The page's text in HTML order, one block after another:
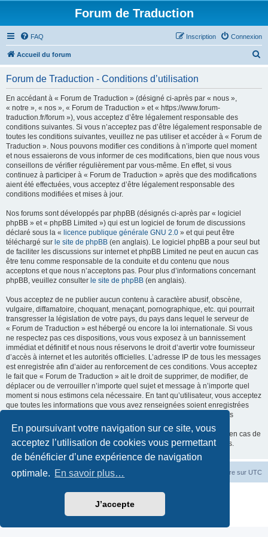
En poursuivant votre navigation sur ce site, vous
acceptez l’utilisation de cookies vous permettant
de bénéficier d’une expérience de navigation
optimale. En savoir plus…
J’accepte
Forum de Traduction
FAQ Connexion
Inscription
Accueil du forum
Forum de Traduction - Conditions d’utilisation
En accédant à « Forum de Traduction » (désigné ci-après par « nous »,
« notre », « nos », « Forum de Traduction » et « https://www.forum-
traduction.fr/forum »), vous acceptez d’être légalement responsable des
conditions suivantes. Si vous n’acceptez pas d’être légalement responsable de
toutes les conditions suivantes, veuillez ne pas utiliser et accéder à « Forum de
Traduction ». Nous pouvons modifier ces conditions à n’importe quel moment
et nous essaierons de vous informer de ces modifications, bien que nous vous
conseillons de vérifier régulièrement par vous-même. En effet, si vous
continuez à participer à « Forum de Traduction » après que des modifications
aient été effectuées, vous acceptez d’être légalement responsable des
conditions modifiées et mises à jour.
Nos forums sont développés par phpBB (désignés ci-après par « logiciel
phpBB » et « phpBB Limited ») qui est un logiciel de forum de discussions
déclaré sous la « licence publique générale GNU 2.0 » et qui peut être
téléchargé sur le site de phpBB (en anglais). Le logiciel phpBB a pour seul but
de faciliter les discussions sur internet et phpBB Limited ne peut en aucun cas
être tenu comme responsable de la conduite et du contenu que nous
acceptons et que nous n’acceptons pas. Pour plus d’informations concernant
phpBB, veuillez consulter le site de phpBB (en anglais).
Vous acceptez de ne publier aucun contenu à caractère abusif, obscène,
vulgaire, diffamatoire, choquant, menaçant, pornographique, etc. qui pourrait
transgresser la législation de votre pays, du pays dans lequel le serveur de
« Forum de Traduction » est hébergé ou encore la loi internationale. Si vous
ne respectez pas ces dispositions, vous vous exposez à un bannissement
immédiat et définitif et nous nous réservons le droit d’avertir votre fournisseur
d’accès à internet et les autorités officielles. L’adresse IP de tous les messages
est enregistrée afin d’aider au renforcement de ces conditions. Vous acceptez
le fait que « Forum de Traduction » ait le droit de supprimer, de modifier, de
déplacer ou de verrouiller n’importe quel sujet et message à n’importe quel
moment si nous estimons cela nécessaire. En tant qu’utilisateur, vous acceptez
que toutes les informations que vous avez renseignées soient enregistrées
dans notre base de données. Bien que ces informations ne seront pas
diffusées à une tierce partie sans votre consentement, ni « Forum de
Traduction », ni phpBB, ne pourront être tenus comme responsables en cas de
tentative de piratage informatique visant à compromettre vos données.
Accueil du forum Fuseau horaire sur UTC
Développé parphpBB® Forum Software © phpBB Limited
Traduction française officielle
Confidentialité|Conditions